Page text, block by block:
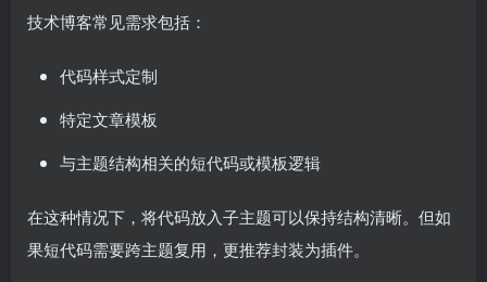
技术博客常见需求包括：
代码样式定制
特定文章模板
与主题结构相关的短代码或模板逻辑
在这种情况下，将代码放入子主题可以保持结构清晰。但如
果短代码需要跨主题复用，更推荐封装为插件。